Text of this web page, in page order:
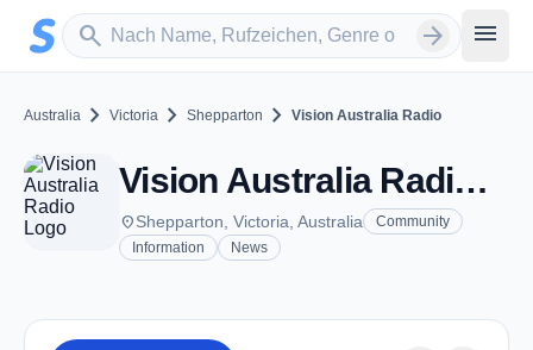
Zum Hauptinhalt springen
search
Sender suchen arrow_forward menu
Australia chevron_right Victoria chevron_right Shepparton chevron_right Vision Australia Radio
Vision Australia Radio - FM 100.1 - Shepparton, Vic
placeShepparton, Victoria, Australia
Community
Information
News